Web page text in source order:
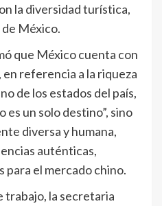
la diversidad turística,
México.
que México cuenta con
en referencia a la riqueza
de los estados del país,
un solo destino”, sino
diversa y humana,
auténticas,
para el mercado chino.
trabajo, la secretaria